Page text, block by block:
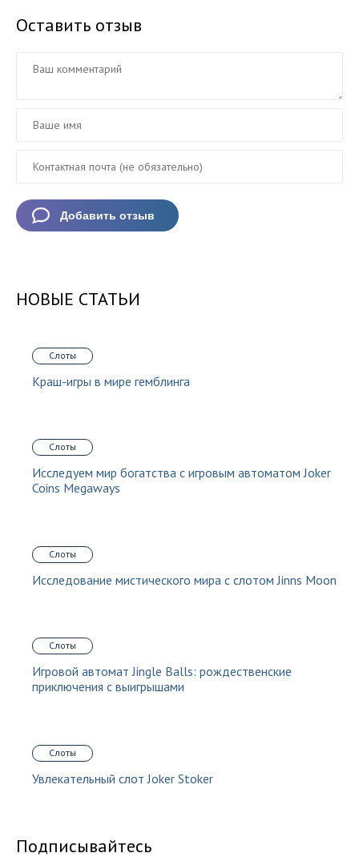
Оставить отзыв
НОВЫЕ СТАТЬИ
Слоты
Краш-игры в мире гемблинга
Слоты
Исследуем мир богатства с игровым автоматом Joker
Coins Megaways
Слоты
Исследование мистического мира с слотом Jinns Moon
Слоты
Игровой автомат Jingle Balls: рождественские
приключения с выигрышами
Слоты
Увлекательный слот Joker Stoker
Подписывайтесь